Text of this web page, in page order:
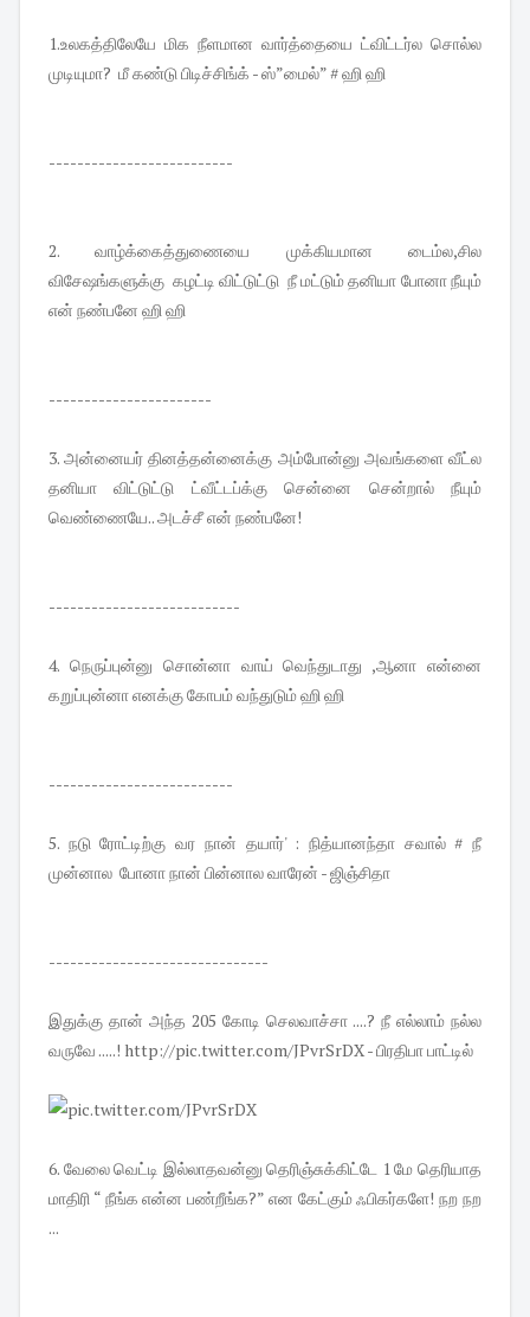
1.உலகத்திலேயே மிக நீளமான வார்த்தையை ட்விட்டர்ல சொல்ல
முடியுமா? மீ கண்டு பிடிச்சிங்க் - ஸ்”மைல்” # ஹி ஹி
--------------------------
2. வாழ்க்கைத்துணையை முக்கியமான டைம்ல,சில
விசேஷங்களுக்கு கழட்டி விட்டுட்டு நீ மட்டும் தனியா போனா நீயும்
என் நண்பனே ஹி ஹி
-----------------------
3. அன்னையர் தினத்தன்னைக்கு அம்போன்னு அவங்களை வீட்ல
தனியா விட்டுட்டு ட்வீட்டப்க்கு சென்னை சென்றால் நீயும்
வெண்ணையே.. அடச்சீ என் நண்பனே!
---------------------------
4. நெருப்புன்னு சொன்னா வாய் வெந்துடாது ,ஆனா என்னை
கறுப்புன்னா எனக்கு கோபம் வந்துடும் ஹி ஹி
--------------------------
5. நடு ரோட்டிற்கு வர நான் தயார்' : நித்யானந்தா சவால் # நீ
முன்னால போனா நான் பின்னால வாரேன் - ஜிஞ்சிதா
-------------------------------
இதுக்கு தான் அந்த 205 கோடி செலவாச்சா ....? நீ எல்லாம் நல்ல
வருவே .....! http://pic.twitter.com/JPvrSrDX - பிரதிபா பாட்டில்
6. வேலை வெட்டி இல்லாதவன்னு தெரிஞ்சுக்கிட்டே 1 மே தெரியாத
மாதிரி “ நீங்க என்ன பண்றீங்க?” என கேட்கும் ஃபிகர்களே! நற நற
...